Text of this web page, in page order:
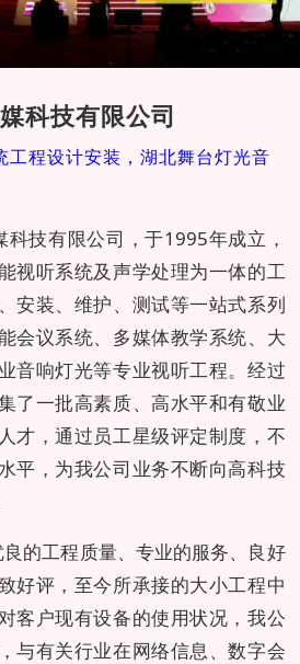
科技有限公司
工程设计安装，湖北舞台灯光音
技有限公司，于1995年成立，
视听系统及声学处理为一体的工
安装、维护、测试等一站式系列
会议系统、多媒体教学系统、大
音响灯光等专业视听工程。经过
了一批高素质、高水平和有敬业
才，通过员工星级评定制度，不
平，为我公司业务不断向高科技
的工程质量、专业的服务、良好
好评，至今所承接的大小工程中
客户现有设备的使用状况，我公
与有关行业在网络信息、数字会